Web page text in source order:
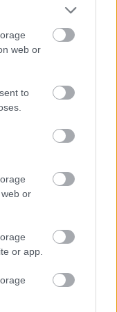
web or
to
or
or app.
járt
19 éves
töltött. A
keresztül.
szigetre. A
egyetlen ország